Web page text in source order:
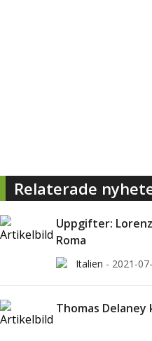
Relaterade
Uppgifter:
Roma
Italien - 2021-
Thomas Delaney